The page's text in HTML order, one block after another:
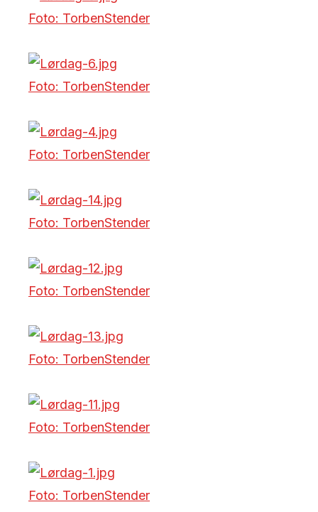
Foto: TorbenStender
Foto: TorbenStender
Foto: TorbenStender
Foto: TorbenStender
Foto: TorbenStender
Foto: TorbenStender
Foto: TorbenStender
Foto: TorbenStender